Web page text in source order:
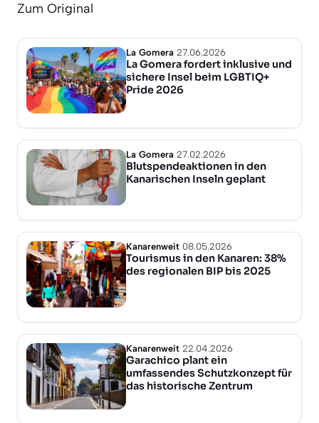
Zum Original
La Gomera 27.06.2026
La Gomera fordert inklusive und
sichere Insel beim LGBTIQ+
Pride 2026
La Gomera 27.02.2026
Blutspendeaktionen in den
Kanarischen Inseln geplant
Kanarenweit 08.05.2026
Tourismus in den Kanaren: 38%
des regionalen BIP bis 2025
Kanarenweit 22.04.2026
Garachico plant ein
umfassendes Schutzkonzept für
das historische Zentrum